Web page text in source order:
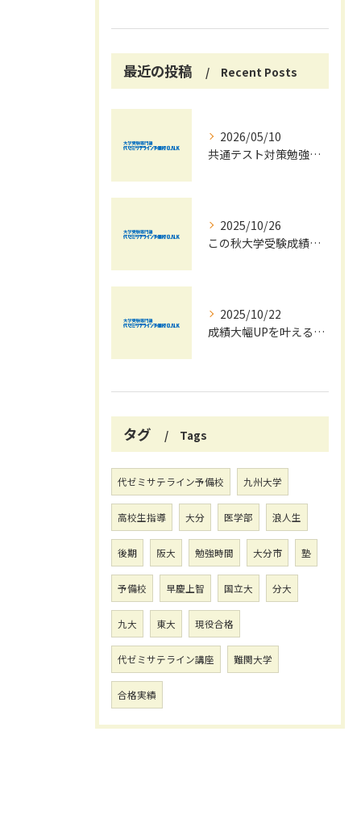
最近の投稿 Recent Posts
2026/05/10
共通テスト対策勉強は早めに始めましょう！
2025/10/26
この秋大学受験成績大幅UPの秘訣
2025/10/22
成績大幅UPを叶える秋の効率学習法
タグ Tags
代ゼミサテライン予備校 九州大学
高校生指導 大分 医学部 浪人生
後期 阪大 勉強時間 大分市 塾
予備校 早慶上智 国立大 分大
九大 東大 現役合格
代ゼミサテライン講座 難関大学
合格実績